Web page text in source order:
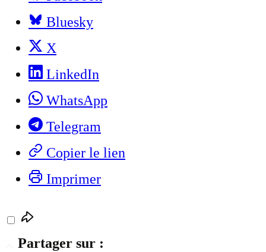
Bluesky
X
LinkedIn
WhatsApp
Telegram
Copier le lien
Imprimer
Partager sur :